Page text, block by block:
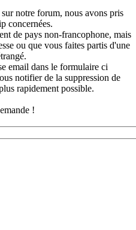
notre forum, nous avons pris
concernées.
de pays non-francophone, mais
ou que vous faites partis d'une
email dans le formulaire ci
notifier de la suppression de
rapidement possible.
!